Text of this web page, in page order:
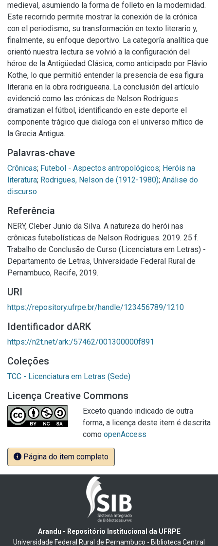
medieval, asumiendo la forma de folleto en la modernidad.
Este recorrido permite mostrar la conexión de la crónica
con el periodismo, su transformación en texto literario y,
finalmente, su enfoque deportivo. La categoría analítica que
orientó nuestra lectura se volvió a la configuración del
héroe de la Antigüedad Clásica, como anticipado por Flávio
Kothe, lo que permitió entender la presencia de esa figura
literaria en la obra rodrigueana. La conclusión del artículo
evidenció como las crónicas de Nelson Rodrigues
dramatizan el fútbol, identificando en este deporte el
componente trágico que dialoga con el universo mítico de
la Grecia Antigua.
Palavras-chave
Crônicas; Futebol - Aspectos antropológicos; Heróis na
literatura; Rodrigues, Nelson de (1912-1980); Análise do
discurso
Referência
NERY, Cleber Junio da Silva. A natureza do herói nas
crônicas futebolísticas de Nelson Rodrigues. 2019. 25 f.
Trabalho de Conclusão de Curso (Licenciatura em Letras) -
Departamento de Letras, Universidade Federal Rural de
Pernambuco, Recife, 2019.
URI
https://repository.ufrpe.br/handle/123456789/1210
Identificador dARK
https://n2t.net/ark:/57462/001300000f891
Coleções
TCC - Licenciatura em Letras (Sede)
Licença Creative Commons
Exceto quando indicado de outra
forma, a licença deste item é descrita
como openAccess
Página do item completo
Arandu - Repositório Institucional da UFRPE
Universidade Federal Rural de Pernambuco - Biblioteca Central